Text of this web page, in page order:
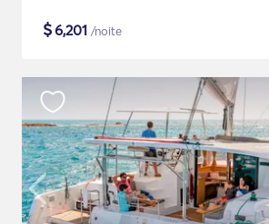
$6,201 /noite